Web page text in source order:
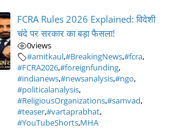
FCRA Rules 2026 Explained: विदेशी
चंदे पर सरकार का बड़ा फैसला!
0views
#amitkaul,#BreakingNews,#fcra,
#FCRA2026,#foreignfunding,
#indianews,#newsanalysis,#ngo,
#politicalanalysis,
#ReligiousOrganizations,#samvad,
#teaser,#vartaprabhat,
#YouTubeShorts,MHA